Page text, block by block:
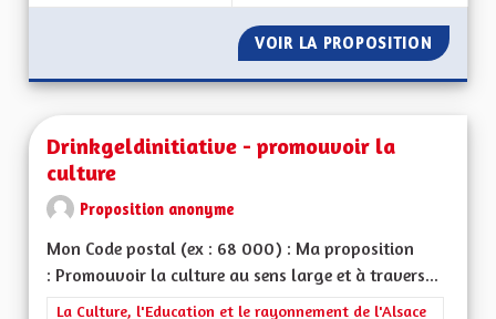
VOIR LA PROPOSITION
Drinkgeldinitiative - promouvoir la
culture
Proposition anonyme
Mon Code postal (ex : 68 000) : Ma proposition
: Promouvoir la culture au sens large et à travers...
Filtrer les résultats de la catégorie : La Culture, l'Education et
La Culture, l'Education et le rayonnement de l'Alsace